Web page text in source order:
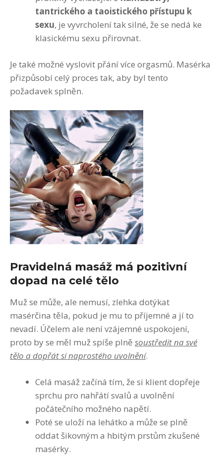
tantrického a taoistického přístupu k
sexu, je vyvrcholení tak silné, že se nedá ke
klasickému sexu přirovnat.
Je také možné vyslovit přání více orgasmů. Masérka
přizpůsobí celý proces tak, aby byl tento
požadavek splněn.
Pravidelná masáž má pozitivní
dopad na celé tělo
Muž se může, ale nemusí, zlehka dotýkat
masérčina těla, pokud je mu to příjemné a jí to
nevadí. Účelem ale není vzájemné uspokojení,
proto by se měl muž spíše plně soustředit na své
tělo a dopřát si naprostého uvolnění.
Celá masáž začíná tím, že si klient dopřeje
sprchu pro nahřátí svalů a uvolnění
počátečního možného napětí.
Poté se uloží na lehátko a může se plně
oddat šikovným a hbitým prstům zkušené
masérky.